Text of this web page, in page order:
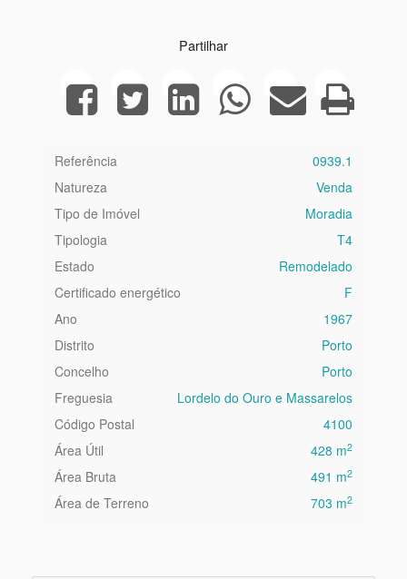
Partilhar
Referência
0939.1
Natureza
Venda
Tipo de Imóvel
Moradia
Tipologia
T4
Estado
Remodelado
Certificado energético
F
Ano
1967
Distrito
Porto
Concelho
Porto
Freguesia
Lordelo do Ouro e Massarelos
Código Postal
4100
Área Útil
428 m2
Área Bruta 491 m2
Área de Terreno 703 m2